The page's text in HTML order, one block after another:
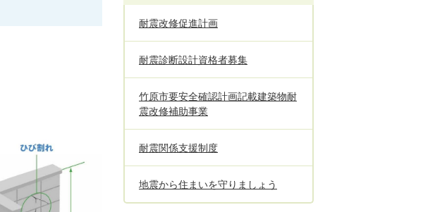
耐震改修促進計画
耐震診断設計資格者募集
竹原市要安全確認計画記載建築物耐
震改修補助事業
耐震関係支援制度
地震から住まいを守りましょう